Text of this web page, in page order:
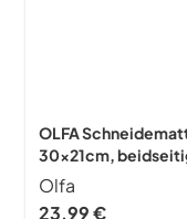
OLFA
30x21cm,
Olfa
23,99 €